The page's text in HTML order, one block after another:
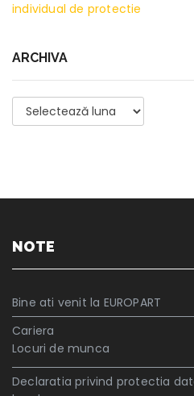
individual de protectie
ARCHIVA
Archiva
NOTE
Bine ati venit la EUROPART
Cariera
Locuri de munca
Declaratia privind protectia